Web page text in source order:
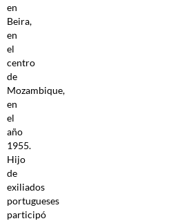
en
Beira,
en
el
centro
de
Mozambique,
en
el
año
1955.
Hijo
de
exiliados
portugueses
participó